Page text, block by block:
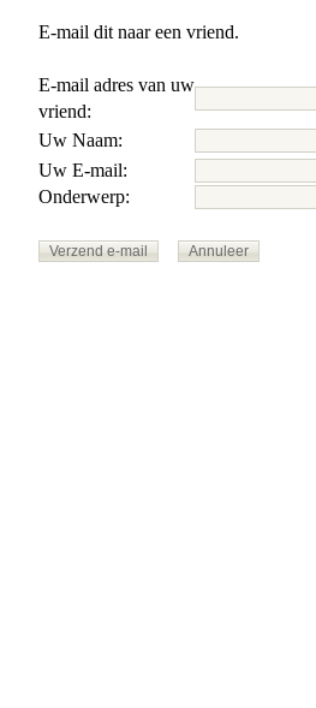
E-mail dit naar een vriend.
E-mail adres van uw
vriend:
Uw Naam:
Uw E-mail:
Onderwerp: